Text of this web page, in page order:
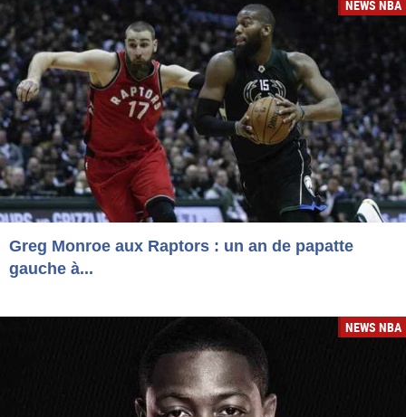
NEWS NBA
Greg Monroe aux Raptors : un an de papatte
gauche à...
NEWS NBA